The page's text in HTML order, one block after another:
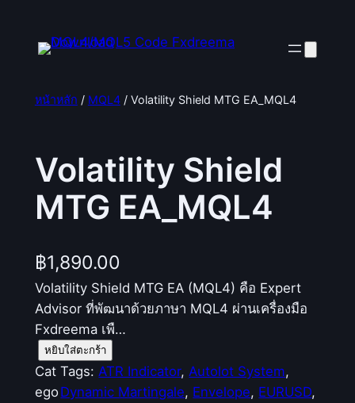
หน้าหลัก / MQL4/ Volatility Shield MTG EA_MQL4
Volatility Shield
MTG EA_MQL4
฿1,890.00
Volatility Shield MTG EA (MQL4) คือ Expert
Advisor ที่พัฒนาด้วยภาษา MQL4 ผ่านเครื่องมือ
Fxdreema เพื…
จำ
น
ว
หยิบใส่ตะกร้า
Cat
ego
Tags: ATR Indicator, Autolot System
Dynamic Martingale, Envelope, EURUSD